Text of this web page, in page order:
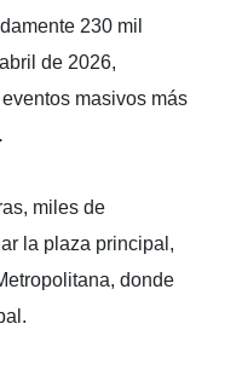
230 mil
de 2026,
masivos más
miles de
la plaza principal,
donde